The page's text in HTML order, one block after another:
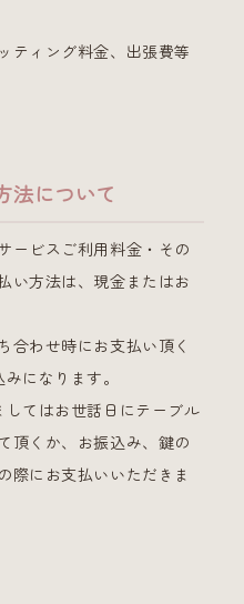
ティング料金、出張費等
法について
ービスご利用料金・その
い方法は、現金またはお
合わせ時にお支払い頂く
になります。
てはお世話日にテーブル
頂くか、お振込み、鍵の
際にお支払いいただきま